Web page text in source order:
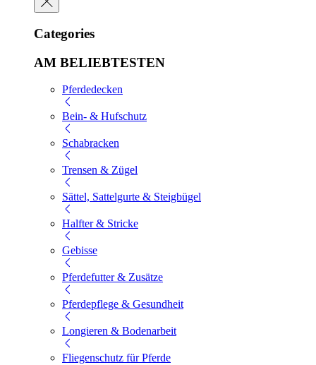
Categories
AM BELIEBTESTEN
Pferdedecken
Bein- & Hufschutz
Schabracken
Trensen & Zügel
Sättel, Sattelgurte & Steigbügel
Halfter & Stricke
Gebisse
Pferdefutter & Zusätze
Pferdepflege & Gesundheit
Longieren & Bodenarbeit
Fliegenschutz für Pferde